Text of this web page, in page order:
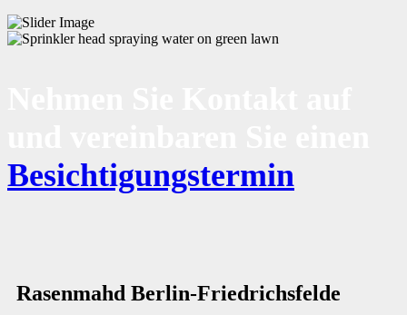
Besichtigungstermin
Rasenmahd Berlin-Friedrichsfelde